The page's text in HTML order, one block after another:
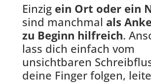
Einzig ein Ort oder ein
sind manchmal als
zu Beginn hilfreich.
lass dich einfach vom
unsichtbaren
deine Finger folgen,